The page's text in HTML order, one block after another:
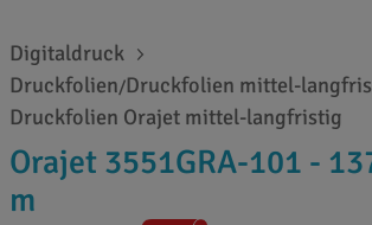
Digitaldruck
Druckfolien/Druckfolien mittel-
Druckfolien Orajet mittel-langfristig
Orajet 3551GRA-101 -
m